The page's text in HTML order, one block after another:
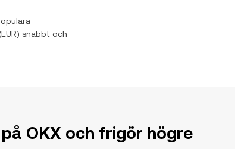
EUR) snabbt och
OKX och frigör högre